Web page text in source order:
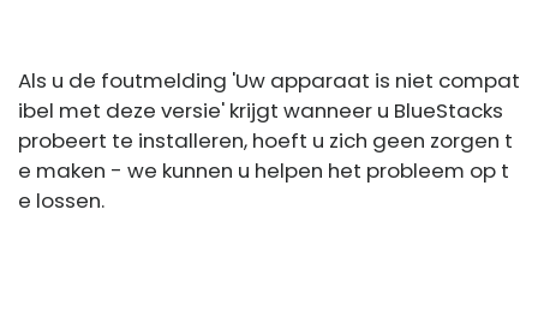
Als u de foutmelding 'Uw apparaat is niet compat
ibel met deze versie' krijgt wanneer u BlueStacks
probeert te installeren, hoeft u zich geen zorgen t
e maken - we kunnen u helpen het probleem op t
e lossen.